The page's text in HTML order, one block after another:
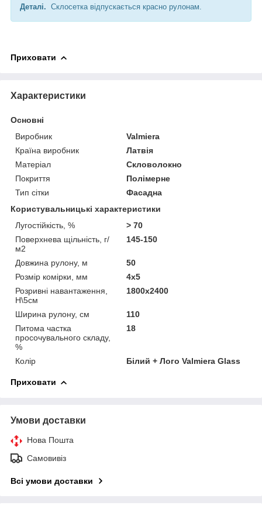
Деталі. Склосетка відпускається красно рулонам.
Приховати
Характеристики
Основні
Виробник
Valmiera
Країна виробник
Латвія
Матеріал
Скловолокно
Покриття
Полімерне
Тип сітки
Фасадна
Користувальницькі характеристики
Лугостійкість, %
> 70
Поверхнева щільність, г/
м2
145-150
Довжина рулону, м
50
Розмір комірки, мм
4x5
Розривні навантаження,
Н\5см
1800x2400
Ширина рулону, см
110
Питома частка
просочувального складу,
%
18
Колір Білий + Лого Valmiera Glass
Приховати
Умови доставки
Нова Пошта
Самовивіз
Всі умови доставки